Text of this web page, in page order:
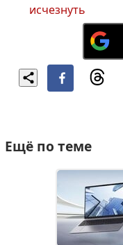
исчезнуть
Ещё по теме